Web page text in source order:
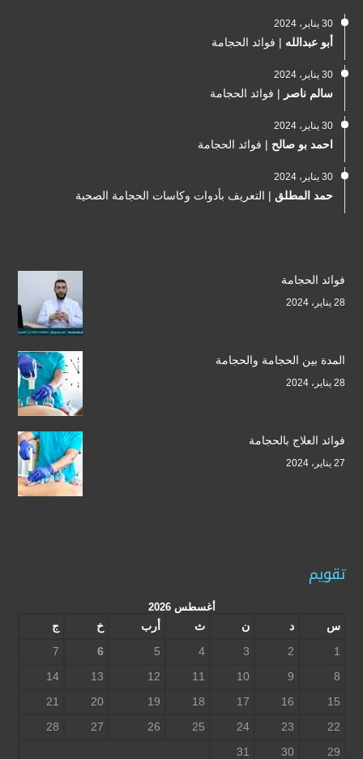
30 يناير، 2024
أبو عبدالله | فوائد الحجامة
30 يناير، 2024
سالم ناصر | فوائد الحجامة
30 يناير، 2024
احمد بو صالح | فوائد الحجامة
30 يناير، 2024
حمد المطلق | التعريف بأدوات وكاسات الحجامة الصحية
فوائد الحجامة
28 يناير، 2024
المدة بين الحجامة والحجامة
28 يناير، 2024
فوائد العلاج بالحجامة
27 يناير، 2024
تقويم
أغسطس 2026
س د ن ث أرب خ
ج
1
2
3
4
5
6
7
8
9
10
11
12
13
14
15
16
17
18
19
20
21
22
23
24
25
26
27
28
29
30
31